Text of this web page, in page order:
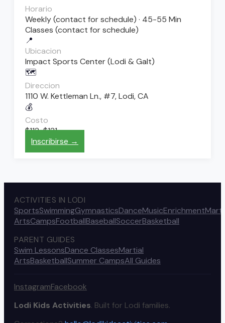
Horario
Weekly (contact for schedule) · 45-55 Min
Classes (contact for schedule)
📍
Ubicacion
Impact Sports Center (Lodi & Galt)
🗺️
Direccion
1110 W. Kettleman Ln., #7, Lodi, CA
💰
Costo
$112-$121
Inscribirse →
ACTIVITIES IN LODI
SportsSwimmingGymnasticsDanceMusicEnrichment
ArtsCampsFootballBaseballSoccerBasketball
PARENT GUIDES
Swim LessonsDance ClassesMartial
ArtsBasketballSummer CampsAll Guides
InstagramFacebook
Lodi Kids Activities. Built for Lodi families.